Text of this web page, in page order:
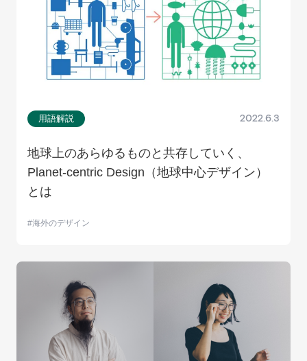
用語解説 2022.6.3
地球上のあらゆるものと共存していく、
Planet-centric Design（地球中心デザイン）
とは
海外のデザイン